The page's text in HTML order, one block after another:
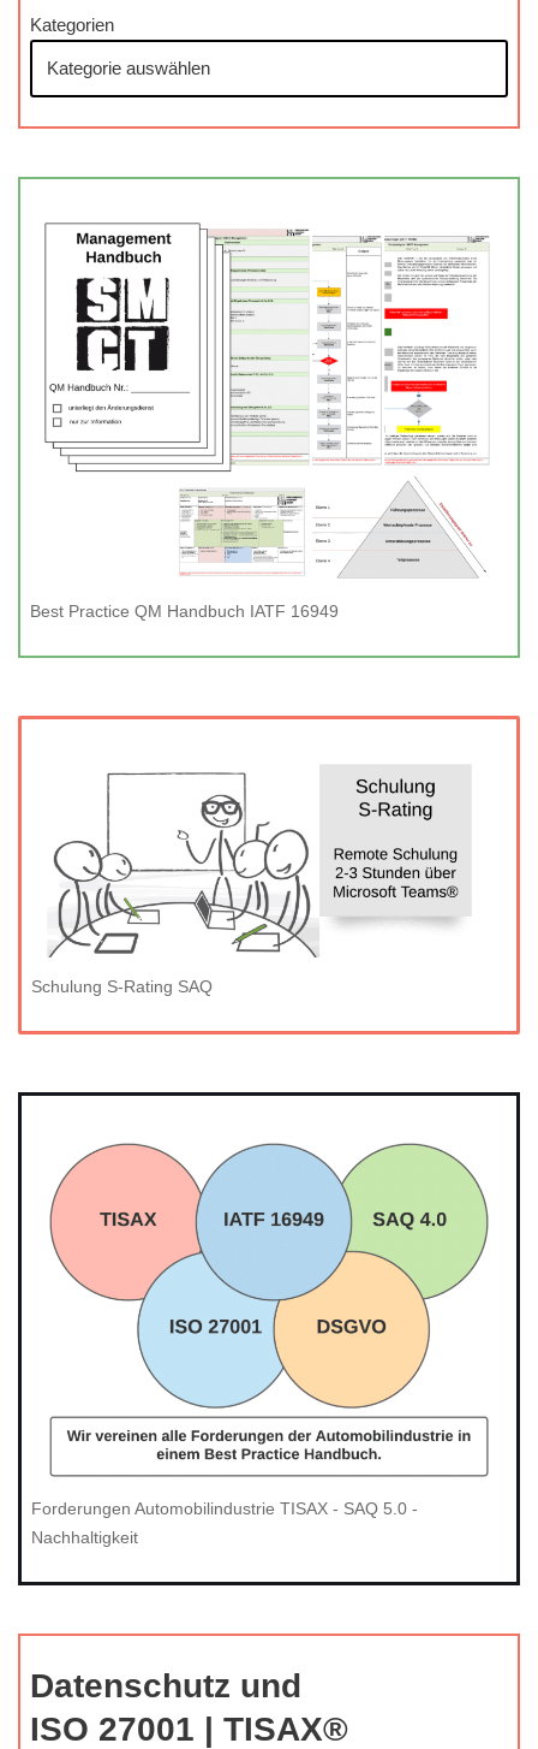
Kategorien
Best Practice QM Handbuch IATF 16949
Schulung S-Rating SAQ
Forderungen Automobilindustrie TISAX - SAQ 5.0 -
Nachhaltigkeit
Datenschutz und
ISO 27001 | TISAX®